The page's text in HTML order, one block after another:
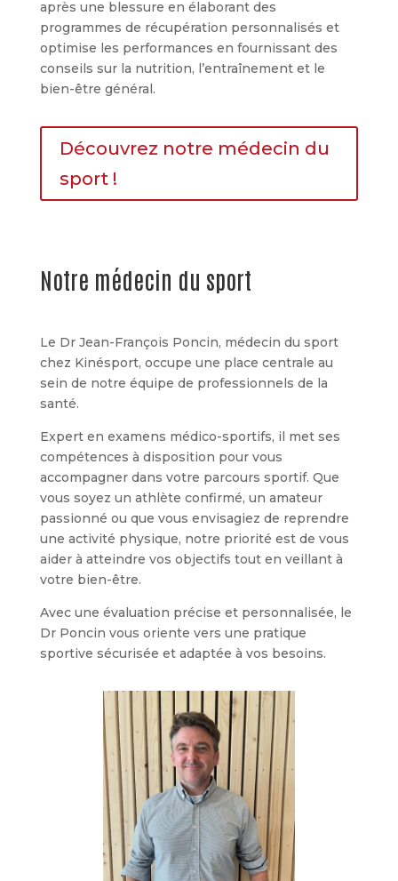
après une blessure en élaborant des
programmes de récupération personnalisés et
optimise les performances en fournissant des
conseils sur la nutrition, l’entraînement et le
bien-être général.
Découvrez notre médecin du
sport !
Notre médecin du sport
Le Dr Jean-François Poncin, médecin du sport
chez Kinésport, occupe une place centrale au
sein de notre équipe de professionnels de la
santé.
Expert en examens médico-sportifs, il met ses
compétences à disposition pour vous
accompagner dans votre parcours sportif. Que
vous soyez un athlète confirmé, un amateur
passionné ou que vous envisagiez de reprendre
une activité physique, notre priorité est de vous
aider à atteindre vos objectifs tout en veillant à
votre bien-être.
Avec une évaluation précise et personnalisée, le
Dr Poncin vous oriente vers une pratique
sportive sécurisée et adaptée à vos besoins.